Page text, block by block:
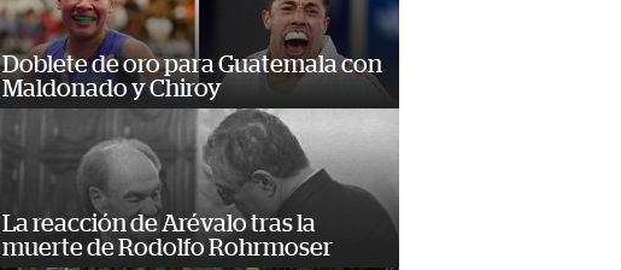
Doblete de oro para Guatemala con
Maldonado y Chiroy
La reacción de Arévalo tras la
muerte de Rodolfo Rohrmoser